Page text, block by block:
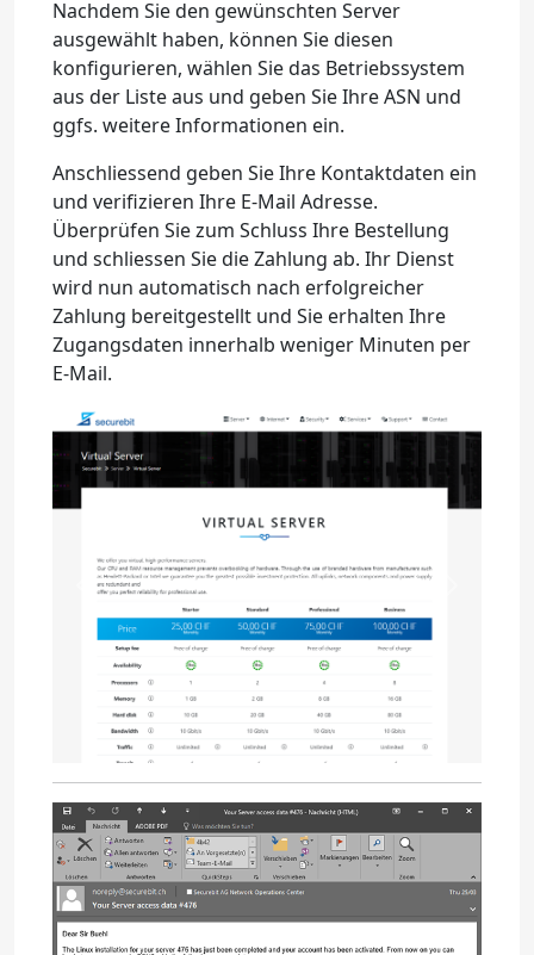
Nachdem Sie den gewünschten Server
ausgewählt haben, können Sie diesen
konfigurieren, wählen Sie das Betriebssystem
aus der Liste aus und geben Sie Ihre ASN und
ggfs. weitere Informationen ein.
Anschliessend geben Sie Ihre Kontaktdaten ein
und verifizieren Ihre E-Mail Adresse.
Überprüfen Sie zum Schluss Ihre Bestellung
und schliessen Sie die Zahlung ab. Ihr Dienst
wird nun automatisch nach erfolgreicher
Zahlung bereitgestellt und Sie erhalten Ihre
Zugangsdaten innerhalb weniger Minuten per
E-Mail.
Previous